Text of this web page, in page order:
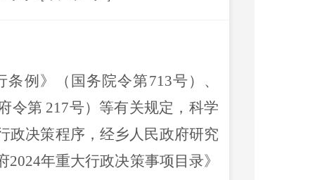
条例》（国务院令第713号） 、
令第 217号） 等有关规定，科学
政决策程序，经乡人民政府研究
2024年重大行政决策事项目录》